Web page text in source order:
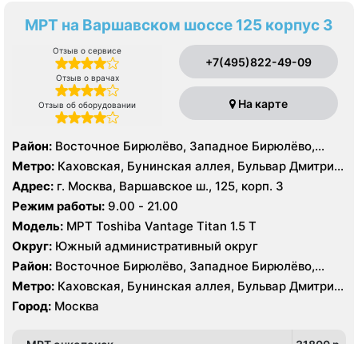
МРТ на Варшавском шоссе 125 корпус 3
Отзыв о сервисе
Отзыв о врачах
Отзыв об оборудовании
+7(495)822-49-09
На карте
Район: Восточное Бирюлёво, Западное Бирюлёво,
Москворечье-Сабурово, Северное Чертаново,
Центральное Чертаново, Южное Чертаново , Южное
Чертаново , Зюзино, Северное Бутово, Южное Бутово
Метро: Каховская, Бунинская аллея, Бульвар Дмитрия
Донского, Бульвар Адмирала Ушакова, Аннино ,
Пражская, Севастопольская, Улица Академика
Янгеля, Улица Горчакова, Улица Скобелевская, Улица
Старокачаловская, Чертановская, Южная
Адрес: г. Москва, Варшавское ш., 125, корп. 3
Режим работы: 9.00 - 21.00
Модель: МРТ Toshiba Vantage Titan 1.5 Т
Округ: Южный административный округ
Район: Восточное Бирюлёво, Западное Бирюлёво,
Москворечье-Сабурово, Северное Чертаново,
Центральное Чертаново, Южное Чертаново , Южное
Чертаново , Зюзино, Северное Бутово, Южное Бутово
Метро: Каховская, Бунинская аллея, Бульвар Дмитрия
Донского, Бульвар Адмирала Ушакова, Аннино ,
Пражская, Севастопольская, Улица Академика
Янгеля, Улица Горчакова, Улица Скобелевская, Улица
Город: Москва